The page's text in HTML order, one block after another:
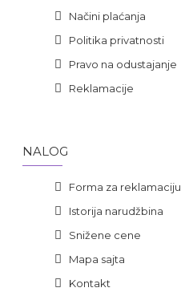
Načini plaćanja
Politika privatnosti
Pravo na odustajanje
Reklamacije
NALOG
Forma za reklamaciju
Istorija narudžbina
Snižene cene
Mapa sajta
Kontakt